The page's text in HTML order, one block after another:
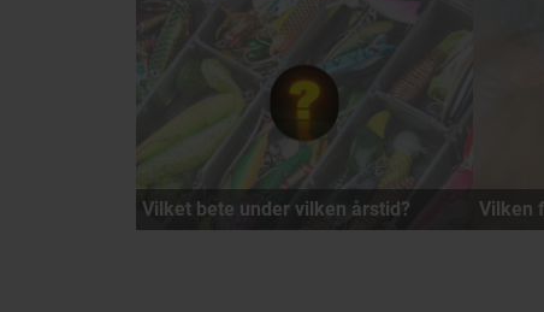
Vilket bete under vilken årstid? Vilken